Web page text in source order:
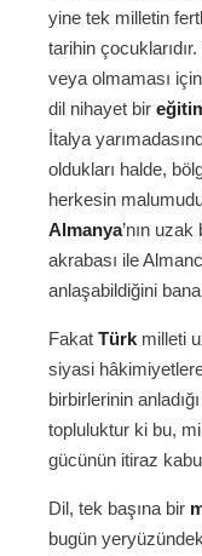
yine tek milletin
tarihin
veya olmaması
dil nihayet bir
İtalya
oldukları halde,
herkesin
Almanya’nın
akrabası ile
anlaşabildiğini
Fakat Türk milleti
siyasi
birbirlerinin
topluluktur ki bu,
gücünün itiraz
Dil, tek başına bir
bugün